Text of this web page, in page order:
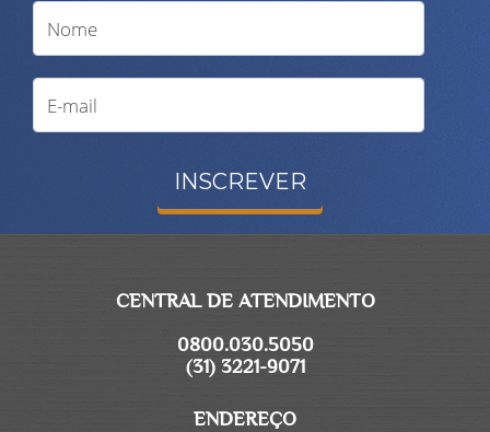
INSCREVER
CENTRAL DE ATENDIMENTO
0800.030.5050
(31) 3221-9071
ENDEREÇO